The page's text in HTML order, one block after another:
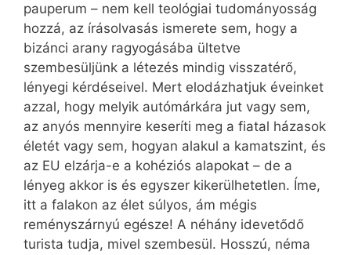
pauperum – nem kell teológiai tudományosság
hozzá, az írásolvasás ismerete sem, hogy a
bizánci arany ragyogásába ültetve
szembesüljünk a létezés mindig visszatérő,
lényegi kérdéseivel. Mert elodázhatjuk éveinket
azzal, hogy melyik autómárkára jut vagy sem,
az anyós mennyire keseríti meg a fiatal házasok
életét vagy sem, hogyan alakul a kamatszint, és
az EU elzárja-e a kohéziós alapokat – de a
lényeg akkor is és egyszer kikerülhetetlen. Íme,
itt a falakon az élet súlyos, ám mégis
reményszárnyú egésze! A néhány idevetődő
turista tudja, mivel szembesül. Hosszú, néma